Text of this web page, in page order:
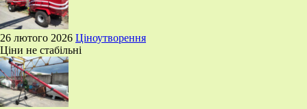
26 лютого 2026 Ціноутворення
Ціни не стабільні